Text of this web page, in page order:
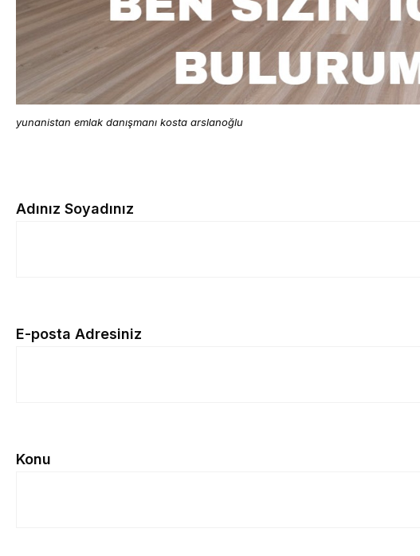
yunanistan emlak danışmanı kosta arslanoğlu
Adınız Soyadınız
E-posta Adresiniz
Konu